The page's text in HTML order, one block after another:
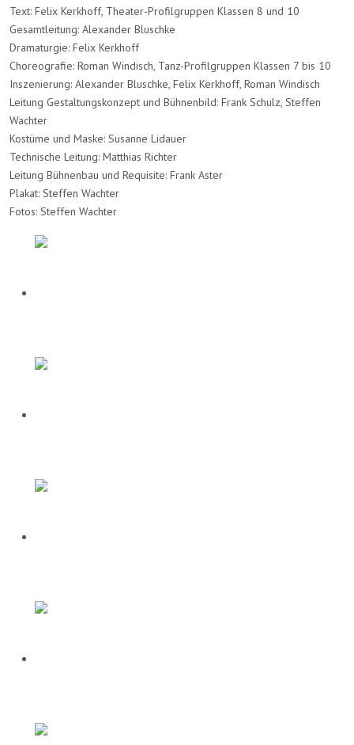
Text: Felix Kerkhoff, Theater-Profilgruppen Klassen 8 und 10
Gesamtleitung: Alexander Bluschke
Dramaturgie: Felix Kerkhoff
Choreografie: Roman Windisch, Tanz-Profilgruppen Klassen 7 bis 10
Inszenierung: Alexander Bluschke, Felix Kerkhoff, Roman Windisch
Leitung Gestaltungskonzept und Bühnenbild: Frank Schulz, Steffen
Wachter
Kostüme und Maske: Susanne Lidauer
Technische Leitung: Matthias Richter
Leitung Bühnenbau und Requisite: Frank Aster
Plakat: Steffen Wachter
Fotos: Steffen Wachter